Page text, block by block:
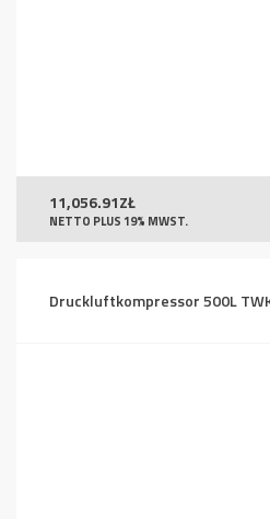
11,056.91ZŁ
NETTO PLUS 19% MWST.
Druckluftkompressor 500L